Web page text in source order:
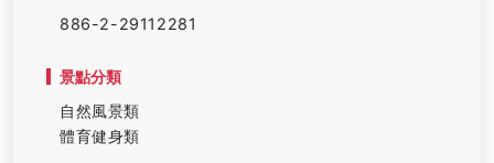
886-2-29112281
景點分類
自然風景類
體育健身類